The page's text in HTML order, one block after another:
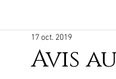
consultation info mairie
Avis
17 oct. 2019